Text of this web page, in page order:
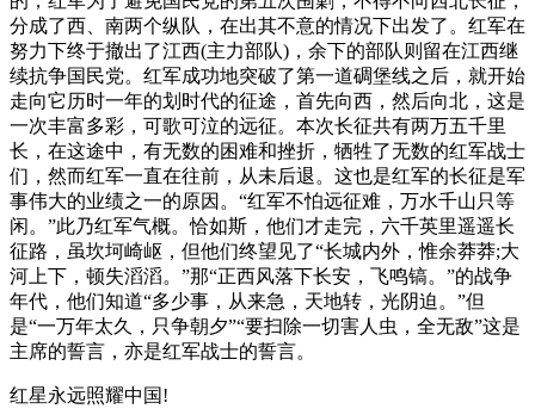
分成了西、南两个纵队，在出其不意的情况下出发了。红军在
努力下终于撤出了江西(主力部队)，余下的部队则留在江西继
续抗争国民党。红军成功地突破了第一道碉堡线之后，就开始
走向它历时一年的划时代的征途，首先向西，然后向北，这是
一次丰富多彩，可歌可泣的远征。本次长征共有两万五千里
长，在这途中，有无数的困难和挫折，牺牲了无数的红军战士
们，然而红军一直在往前，从未后退。这也是红军的长征是军
事伟大的业绩之一的原因。“红军不怕远征难，万水千山只等
闲。”此乃红军气概。恰如斯，他们才走完，六千英里遥遥长
征路，虽坎坷崎岖，但他们终望见了“长城内外，惟余莽莽;大
河上下，顿失滔滔。”那“正西风落下长安，飞鸣镐。”的战争
年代，他们知道“多少事，从来急，天地转，光阴迫。”但
是“一万年太久，只争朝夕”“要扫除一切害人虫，全无敌”这是
主席的誓言，亦是红军战士的誓言。
红星永远照耀中国!